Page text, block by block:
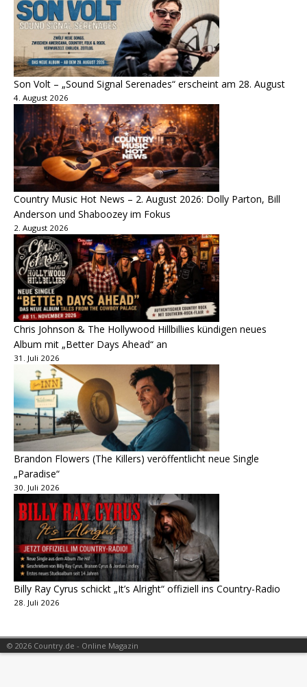
Son Volt – „Sound Signal Serenades“ erscheint am 28. August
4. August 2026
Country Music Hot News – 2. August 2026: Dolly Parton, Bill
Anderson und Shaboozey im Fokus
2. August 2026
Chris Johnson & The Hollywood Hillbillies kündigen neues
Album mit „Better Days Ahead“ an
31. Juli 2026
Brandon Flowers (The Killers) veröffentlicht neue Single
„Paradise“
30. Juli 2026
Billy Ray Cyrus schickt „It’s Alright“ offiziell ins Country-Radio
28. Juli 2026
© 2026 Country.de - Online Magazin